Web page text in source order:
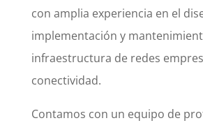
con amplia experiencia en el
implementación y
infraestructura de redes
conectividad.
Contamos con un equipo de